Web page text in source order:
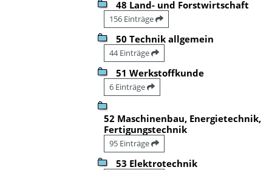
48 Land- und Forstwirtschaft
156 Einträge
50 Technik allgemein
44 Einträge
51 Werkstoffkunde
6 Einträge
52 Maschinenbau, Energietechnik,
Fertigungstechnik
95 Einträge
53 Elektrotechnik